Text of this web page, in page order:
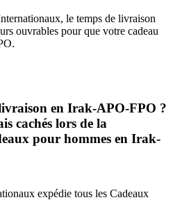
le temps de livraison
ouvrables pour que votre cadeau
en Irak-APO-FPO ?
cachés lors de la
pour hommes en Irak-
expédie tous les Cadeaux